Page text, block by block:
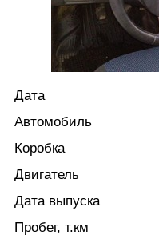
Дата
Автомобиль
Коробка
Двигатель
Дата выпуска
Пробег, т.км